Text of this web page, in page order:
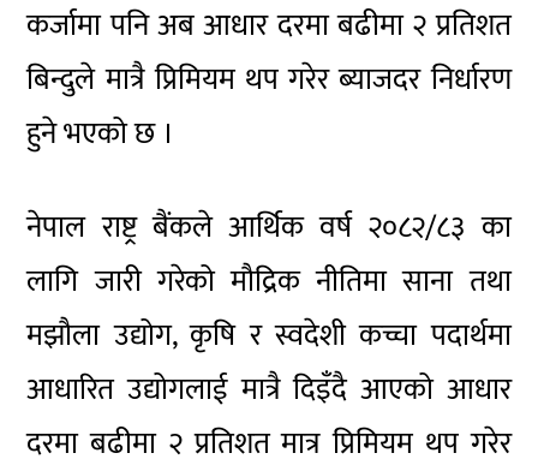
कर्जामा पनि अब आधार दरमा बढीमा २ प्रतिशत
बिन्दुले मात्रै प्रिमियम थप गरेर ब्याजदर निर्धारण
हुने भएको छ ।
नेपाल राष्ट्र बैंकले आर्थिक वर्ष २०८२/८३ का
लागि जारी गरेको मौद्रिक नीतिमा साना तथा
मझौला उद्योग, कृषि र स्वदेशी कच्चा पदार्थमा
आधारित उद्योगलाई मात्रै दिइँदै आएको आधार
दरमा बढीमा २ प्रतिशत मात्र प्रिमियम थप गरेर